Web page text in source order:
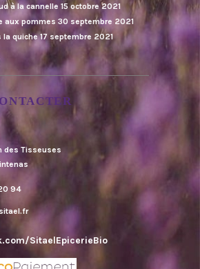
à la cannelle 15 octobre 2021
aux pommes 30 septembre 2021
la quiche 17 septembre 2021
des Tisseuses
94
SitaelEpicerieBio